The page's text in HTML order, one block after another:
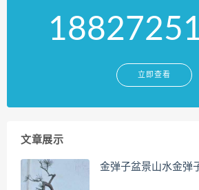
立即查看
文章展示
金弹子盆景山水金弹